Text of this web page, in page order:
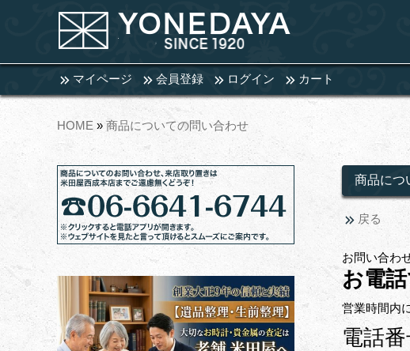
マイページ 会員登録 ログイン カート
HOME » 商品についての問い合わせ
商品につ
戻る
お問い合わ
お電
営業時間内
電話